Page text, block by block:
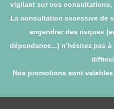
vigilant sur vos consultations,
La consultation excessive de
engendrer des risques
dépendance...) n’hésitez pas
Nos promotions sont